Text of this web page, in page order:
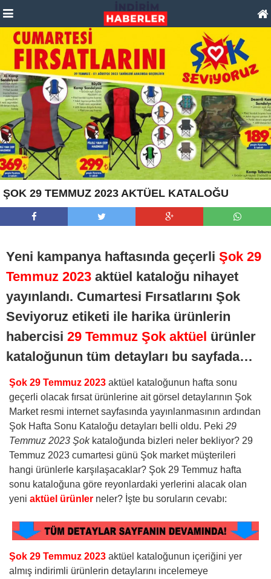
ŞOK 29 TEMMUZ 2023 AKTÜEL KATALOĞU
Yeni kampanya haftasında geçerli Şok 29
Temmuz 2023 aktüel kataloğu nihayet
yayınlandı. Cumartesi Fırsatlarını Şok
Seviyoruz etiketi ile harika ürünlerin
habercisi 29 Temmuz Şok aktüel ürünler
kataloğunun tüm detayları bu sayfada…
Şok 29 Temmuz 2023 aktüel kataloğunun hafta sonu
geçerli olacak fırsat ürünlerine ait görsel detaylarının Şok
Market resmi internet sayfasında yayınlanmasının ardından
Şok Hafta Sonu Kataloğu detayları belli oldu. Peki 29
Temmuz 2023 Şokkataloğunda bizleri neler bekliyor? 29
Temmuz 2023 cumartesi günü Şok market müşterileri
hangi ürünlerle karşılaşacaklar? Şok 29 Temmuz hafta
sonu kataloğuna göre reyonlardaki yerlerini alacak olan
yeni aktüel ürünler neler? İşte bu soruların cevabı:
Şok 29 Temmuz 2023 aktüel kataloğunun içeriğini yer
almış indirimli ürünlerin detaylarını incelemeye